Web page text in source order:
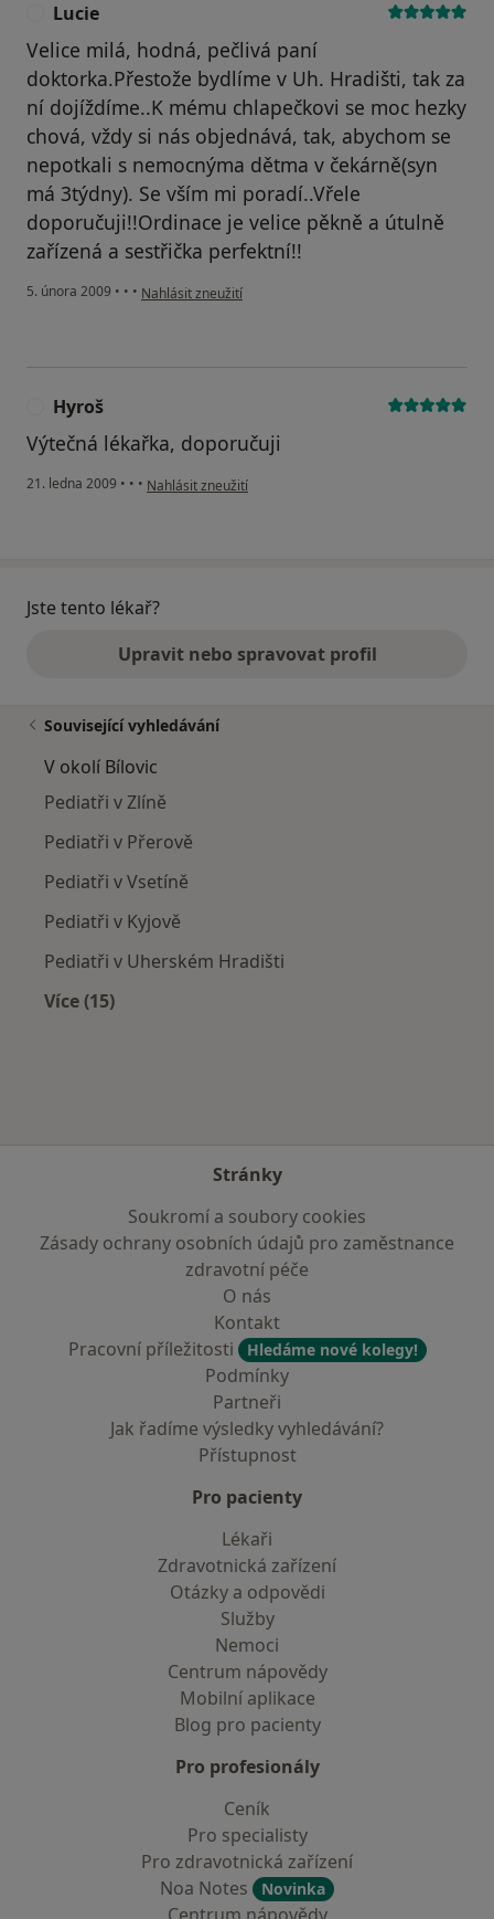
Lucie
Velice milá, hodná, pečlivá paní
doktorka.Přestože bydlíme v Uh. Hradišti, tak za
ní dojíždíme..K mému chlapečkovi se moc hezky
chová, vždy si nás objednává, tak, abychom se
nepotkali s nemocnýma dětma v čekárně(syn
má 3týdny). Se vším mi poradí..Vřele
doporučuji!!Ordinace je velice pěkně a útulně
zařízená a sestřička perfektní!!
5. února 2009 • • • podle názoru uživatele Lucie
Nahlásit zneužití
Hyroš
Výtečná lékařka, doporučuji
21. ledna 2009 • • • podle názoru uživatele Hyroš
Nahlásit zneužití
Jste tento lékař?
Upravit nebo spravovat profil
Související vyhledávání
V okolí Bílovic
Pediatři v Zlíně
Pediatři v Přerově
Pediatři v Vsetíně
Pediatři v Kyjově
Pediatři v Uherském Hradišti
Více (15)
Stránky
Soukromí a soubory cookies
Zásady ochrany osobních údajů pro zaměstnance
zdravotní péče
O nás
Kontakt
Pracovní příležitosti
Hledáme nové kolegy!
Podmínky
Partneři
Jak řadíme výsledky vyhledávání?
Přístupnost
Pro pacienty
Lékaři
Zdravotnická zařízení
Otázky a odpovědi
Služby
Nemoci
Centrum nápovědy
Mobilní aplikace
Blog pro pacienty
Pro profesionály
Ceník
Pro specialisty
Pro zdravotnická zařízení
Noa Notes
Novinka